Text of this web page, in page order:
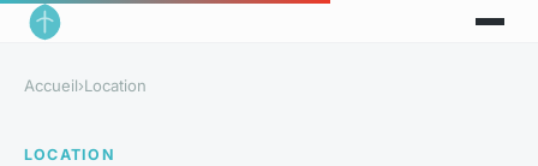
Accueil›Location
LOCATION